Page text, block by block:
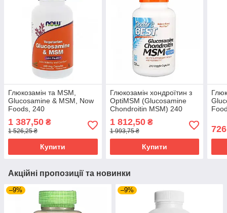
Глюкозамін та MSM,
Glucosamine & MSM, Now
Foods, 240
NOW-03131
1 387,50 ₴
1 526,25 ₴
Купити
Глюкозамін хондроїтин з
OptiMSM (Glucosamine
Chondroitin MSM) 240
1 812,50₴
1 993,75 ₴
Купити
Акційні пропозиції та новинки
–9% –9%